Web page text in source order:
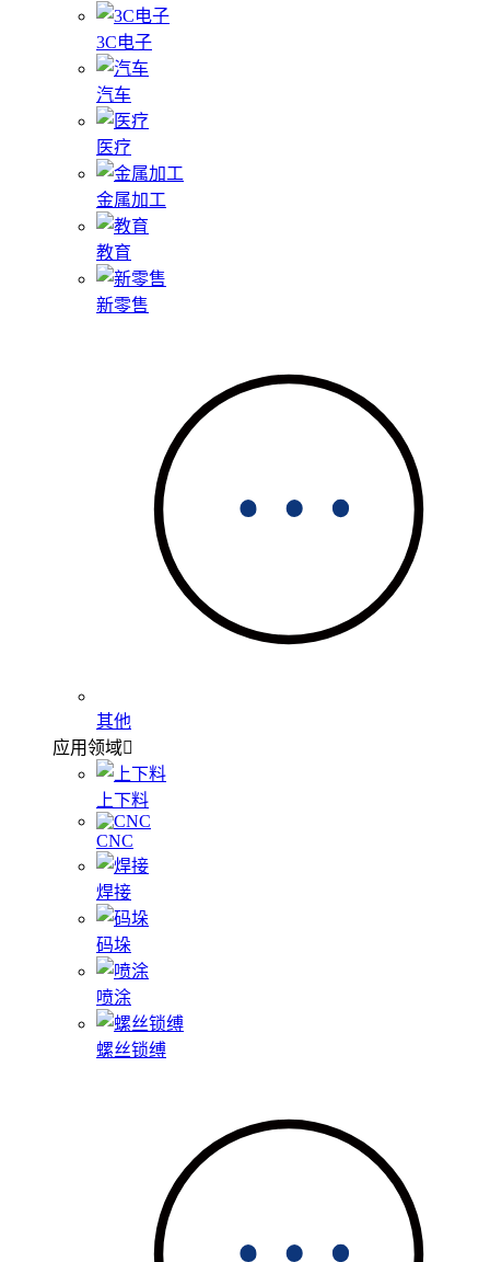
3C电子
汽车
医疗
金属加工
教育
新零售
其他
应用领域
上下料
CNC
焊接
码垛
喷涂
螺丝锁缚